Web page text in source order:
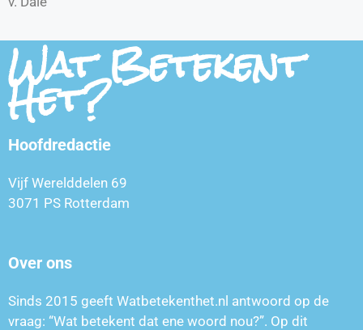
Wat Betekent
Het?
Hoofdredactie
Vijf Werelddelen 69
3071 PS Rotterdam
Over ons
Sinds 2015 geeft Watbetekenthet.nl antwoord op de
vraag: “Wat betekent dat ene woord nou?”. Op dit